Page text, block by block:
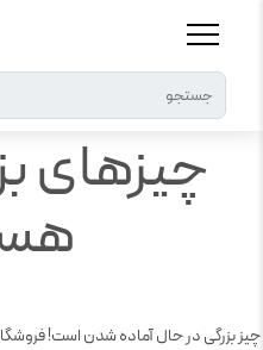
چیزهای
چیز بزرگی در حال آماده شدن است!